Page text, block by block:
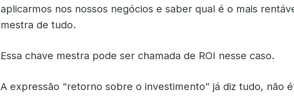
aplicarmos nos nossos negócios e saber qual é o mais
mestra de tudo.
Essa chave mestra pode ser chamada de ROI nesse caso.
A expressão “retorno sobre o investimento” já diz tudo, não